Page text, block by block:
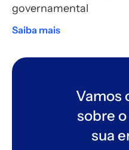
governamental
Saiba mais
Vamos
sobre
sua